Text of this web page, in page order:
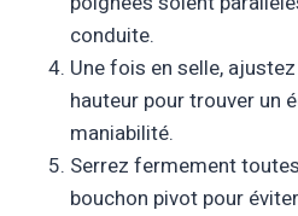
conduite.
Une fois en selle,
hauteur pour trouver un
maniabilité.
Serrez fermement
bouchon pivot pour